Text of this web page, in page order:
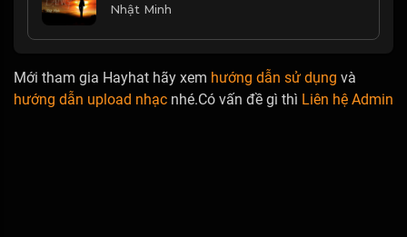
Nhật Minh
Mới tham gia Hayhat hãy xem hướng dẫn sử dụng và
hướng dẫn upload nhạc nhé.Có vấn đề gì thì Liên hệ Admin